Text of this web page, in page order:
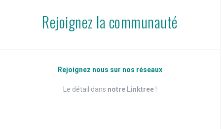
Rejoignez la communauté
Rejoignez nous sur nos réseaux
Le détail dans notre Linktree !